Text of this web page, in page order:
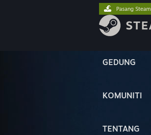
GEDUNG
KOMUNITI
TENTANG
Pasang Steam